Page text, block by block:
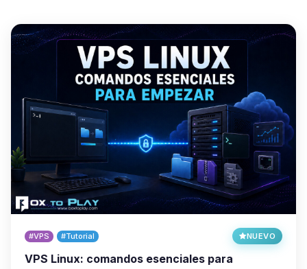
#VPS #Tutorial NUEVO
VPS Linux: comandos esenciales para